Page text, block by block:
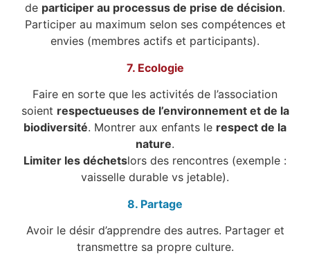
de participer au processus de prise de décision.
Participer au maximum selon ses compétences et
envies (membres actifs et participants).
7. Ecologie
Faire en sorte que les activités de l’association
soient respectueuses de l’environnement et de la
biodiversité. Montrer aux enfants le respect de la
nature.
Limiter les déchetslors des rencontres (exemple :
vaisselle durable vs jetable).
8. Partage
Avoir le désir d’apprendre des autres. Partager et
transmettre sa propre culture.